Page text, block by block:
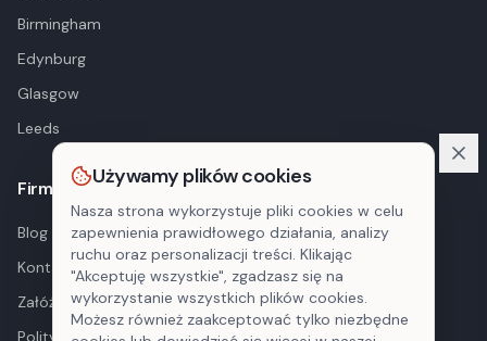
Birmingham
Edynburg
Glasgow
Leeds
Firma
Blog
Kontakt
Załóż konto
Polityka prywatności
Używamy plików cookies
Nasza strona wykorzystuje pliki cookies w celu
zapewnienia prawidłowego działania, analizy
ruchu oraz personalizacji treści. Klikając
"Akceptuję wszystkie", zgadzasz się na
wykorzystanie wszystkich plików cookies.
Możesz również zaakceptować tylko niezbędne